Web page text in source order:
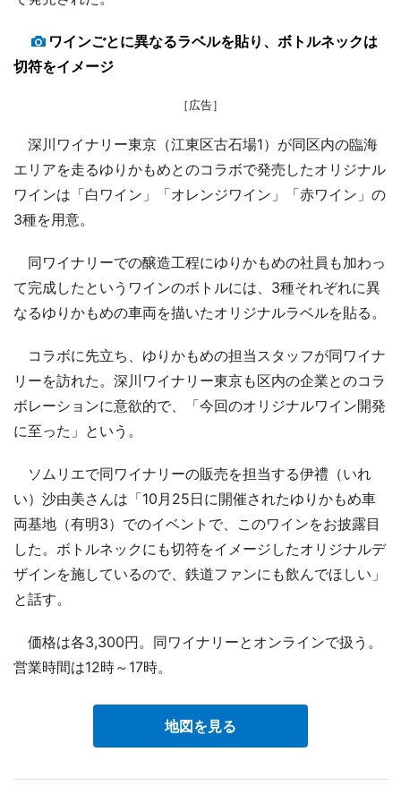
ワインごとに異なるラベルを貼り、ボトルネックは
切符をイメージ
［広告］
深川ワイナリー東京（江東区古石場1）が同区内の臨海
エリアを走るゆりかもめとのコラボで発売したオリジナル
ワインは「白ワイン」「オレンジワイン」「赤ワイン」の
3種を用意。
同ワイナリーでの醸造工程にゆりかもめの社員も加わっ
て完成したというワインのボトルには、3種それぞれに異
なるゆりかもめの車両を描いたオリジナルラベルを貼る。
コラボに先立ち、ゆりかもめの担当スタッフが同ワイナ
リーを訪れた。深川ワイナリー東京も区内の企業とのコラ
ボレーションに意欲的で、「今回のオリジナルワイン開発
に至った」という。
ソムリエで同ワイナリーの販売を担当する伊禮（いれ
い）沙由美さんは「10月25日に開催されたゆりかもめ車
両基地（有明3）でのイベントで、このワインをお披露目
した。ボトルネックにも切符をイメージしたオリジナルデ
ザインを施しているので、鉄道ファンにも飲んでほしい」
と話す。
価格は各3,300円。同ワイナリーとオンラインで扱う。
営業時間は12時～17時。
地図を見る